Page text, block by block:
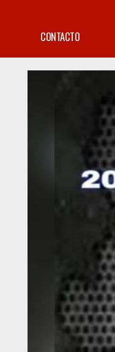
CONTACTO